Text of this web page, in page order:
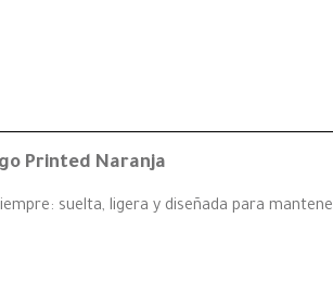
Printed Naranja
suelta, ligera y diseñada para